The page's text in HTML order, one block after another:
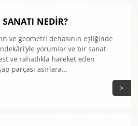
NEDIR?
ve geometri dehasının eşliğinde
yorumlar ve bir sanat
ve rahatlıkla hareket eden
parçası asırlara...
>